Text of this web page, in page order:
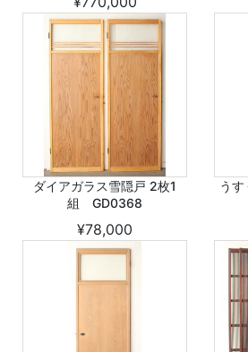
ダイアガラス雪隠戸 2枚1
組 GD0368
¥78,000
う